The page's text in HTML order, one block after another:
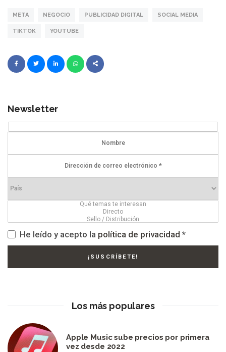
META NEGOCIO PUBLICIDAD DIGITAL SOCIAL MEDIA
TIKTOK YOUTUBE
Newsletter
He leído y acepto la política de privacidad *
Los más populares
Apple Music sube precios por primera
vez desde 2022